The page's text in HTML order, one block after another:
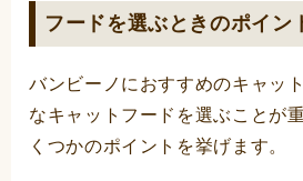
フードを選ぶときのポイン
バンビーノにおすすめのキャッ
なキャットフードを選ぶことが
くつかのポイントを挙げます。